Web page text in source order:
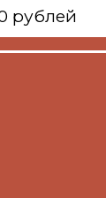
рублей